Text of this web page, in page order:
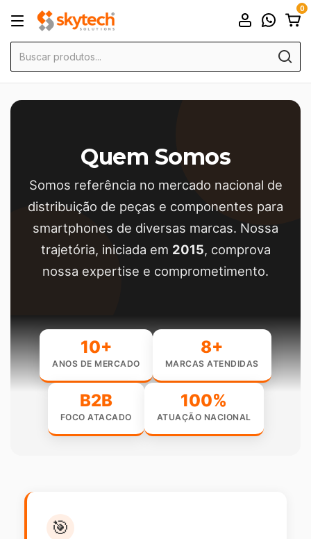
0
Quem Somos
Somos referência no mercado nacional de
distribuição de peças e componentes para
smartphones de diversas marcas. Nossa
trajetória, iniciada em 2015, comprova
nossa expertise e comprometimento.
10+
ANOS DE MERCADO
8+
MARCAS ATENDIDAS
B2B
FOCO ATACADO
100%
ATUAÇÃO NACIONAL
🎯